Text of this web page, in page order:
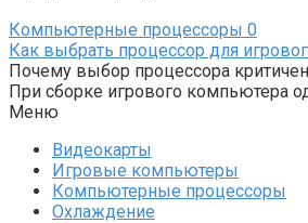
Компьютерные процессоры 0
Как выбрать процессор для
Почему выбор процессора
При сборке игрового компьютера
Меню
Видеокарты
Игровые компьютеры
Компьютерные процессоры
Охлаждение